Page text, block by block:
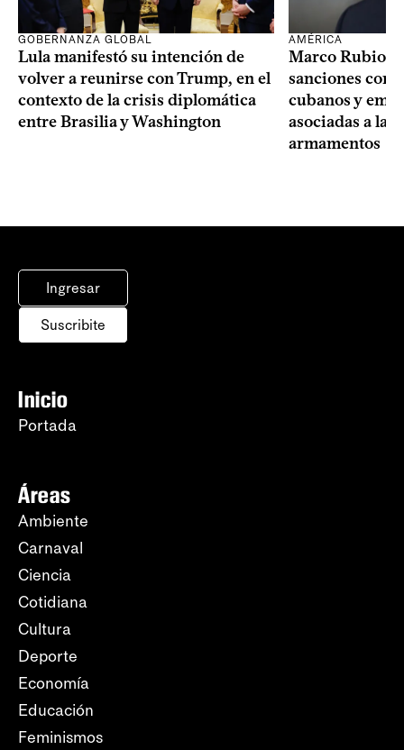
GOBERNANZA GLOBAL
Lula manifestó su intención de
volver a reunirse con Trump, en el
contexto de la crisis diplomática
entre Brasilia y Washington
AMÉRICA
Marco Rubio
sanciones
cubanos y
asociadas a la
armamentos
Ingresar
Suscribite
Inicio
Portada
Áreas
Ambiente
Carnaval
Ciencia
Cotidiana
Cultura
Deporte
Economía
Educación
Feminismos